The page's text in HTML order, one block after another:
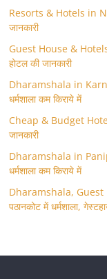
Resorts & Hotels in
जानकारी
Guest House &
होटल की जानकारी
Dharamshala in Karnal
धर्मशाला कम किराये में
Cheap & Budget
जानकारी
Dharamshala in
धर्मशाला कम किराये में
Dharamshala,
पठानकोट में धर्मशाला,